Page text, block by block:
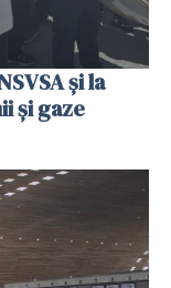
și la
și gaze